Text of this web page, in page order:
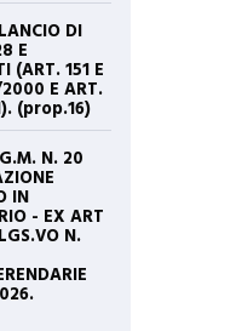
DI
E
(ART. 151 E
E ART.
(prop.16)
N. 20
IN
- EX ART
N.